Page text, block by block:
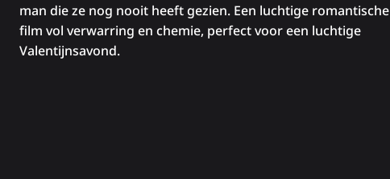
man die ze nog nooit heeft gezien. Een luchtige romantische
film vol verwarring en chemie, perfect voor een luchtige
Valentijnsavond.